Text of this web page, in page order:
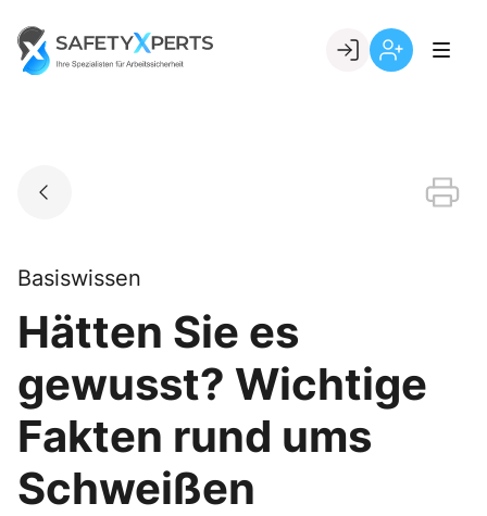
content
Go to landing page.
Basiswissen
Hätten Sie es
gewusst? Wichtige
Fakten rund ums
Schweißen